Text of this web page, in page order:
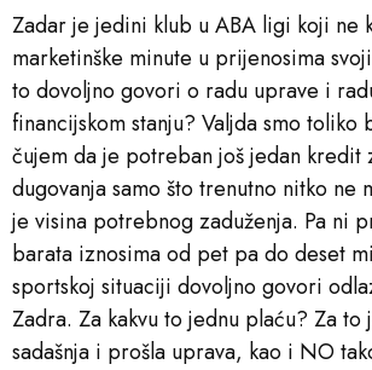
Zadar je jedini klub u ABA ligi koji ne
marketinške minute u prijenosima
to dovoljno govori o radu uprave i
financijskom stanju? Valjda smo toliko
čujem da je potreban još jedan kredit
dugovanja samo što trenutno nitko ne
je visina potrebnog zaduženja. Pa ni
barata iznosima od pet pa do deset
sportskoj situaciji dovoljno govori
Zadra. Za kakvu to jednu plaću? Za to
sadašnja i prošla uprava, kao i NO